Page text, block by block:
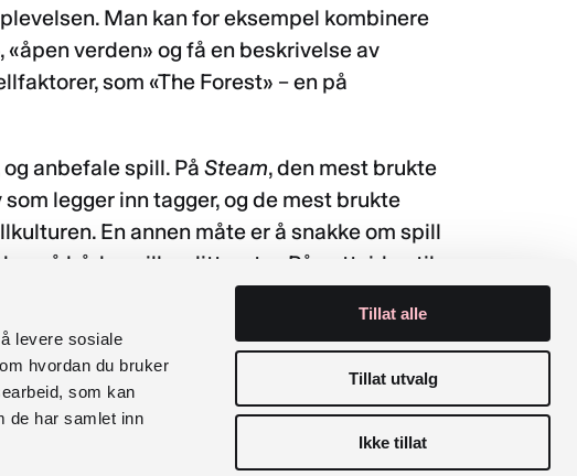
levere sosiale
hvordan du bruker
som kan
de har samlet inn
Tillat alle
Tillat utvalg
Ikke tillat
Man kan for eksempel kombinere
verden» og få en beskrivelse av
som «The Forest» – en på
anbefale spill. På Steam, den mest brukte
legger inn tagger, og de mest brukte
En annen måte er å snakke om spill
på både spill og litteratur. På nettsiden til
Levle med Lesersørvis
deler appellfaktorer.
til Leksjon
Neste Emne